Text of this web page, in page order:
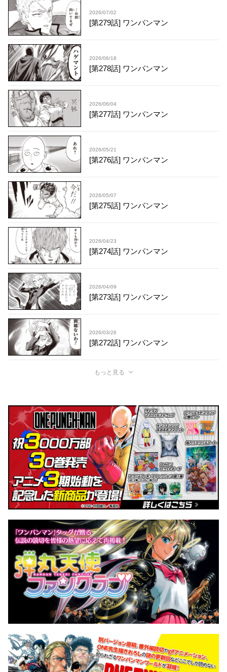
2026/07/02
[第279話] ワンパンマン
2026/06/18
[第278話] ワンパンマン
2026/06/04
[第277話] ワンパンマン
2026/05/21
[第276話] ワンパンマン
2026/05/07
[第275話] ワンパンマン
2026/04/23
[第274話] ワンパンマン
2026/04/09
[第273話] ワンパンマン
2026/03/26
[第272話] ワンパンマン
もっと見る